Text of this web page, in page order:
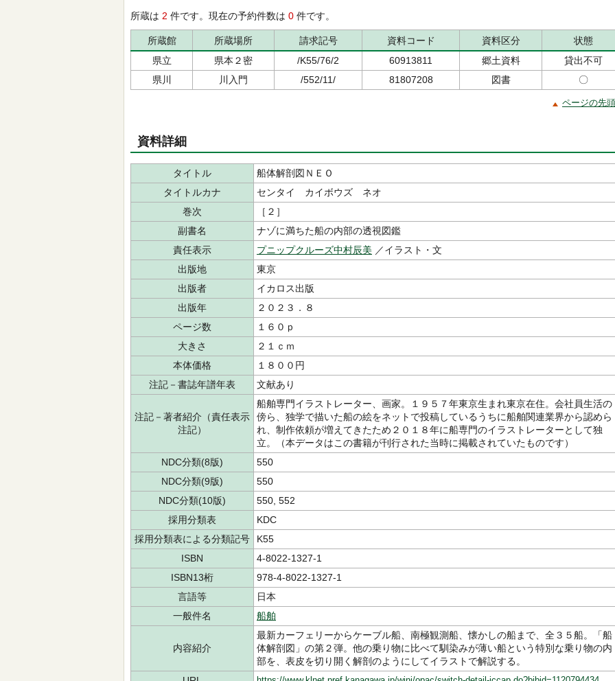
所蔵は 2 件です。現在の予約件数は 0 件です。
所蔵館 所蔵場所 請求記号 資料コード 資料区分
状態
県立
県本２密 /K55/76/2 60913811 郷土資料
貸出不可
県川
川入門 /552/11/ 81807208 図書 〇
ページの先
資料詳細
タイトル
船体解剖図ＮＥＯ
タイトルカナ
センタイ カイボウズ ネオ
巻次
［２］
副書名
ナゾに満ちた船の内部の透視図鑑
責任表示
プニップクルーズ中村辰美 ／イラスト・文
出版地
東京
出版者
イカロス出版
出版年
２０２３．８
ページ数
１６０ｐ
大きさ
２１ｃｍ
本体価格
１８００円
注記－書誌年譜年表
文献あり
注記－著者紹介（責任表示
注記）
船舶専門イラストレーター、画家。１９５７年東京生まれ東京在住。会社員生活の
傍ら、独学で描いた船の絵をネットで投稿しているうちに船舶関連業界から認めら
れ、制作依頼が増えてきたため２０１８年に船専門のイラストレーターとして独
立。（本データはこの書籍が刊行された当時に掲載されていたものです）
NDC分類(8版)
550
NDC分類(9版)
550
NDC分類(10版)
550, 552
採用分類表
KDC
採用分類表による分類記号
K55
ISBN
4-8022-1327-1
ISBN13桁
978-4-8022-1327-1
言語等
日本
一般件名
船舶
内容紹介
最新カーフェリーからケーブル船、南極観測船、懐かしの船まで、全３５船。「船
体解剖図」の第２弾。他の乗り物に比べて馴染みが薄い船という特別な乗り物の内
部を、表皮を切り開く解剖のようにしてイラストで解説する。